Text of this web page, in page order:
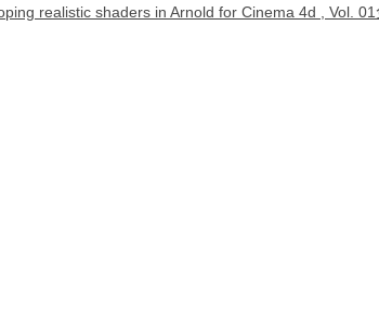
realistic shaders in Arnold for Cinema 4d , Vol. 01